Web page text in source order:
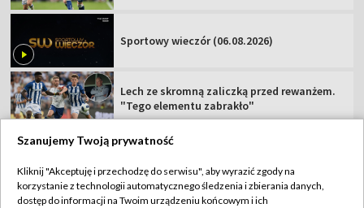
Sportowy wieczór (06.08.2026)
Lech ze skromną zaliczką przed rewanżem.
"Tego elementu zabrakło"
TVP
Szanujemy Twoją prywatność
Kliknij "Akceptuję i przechodzę do serwisu", aby wyrazić zgody na
korzystanie z technologii automatycznego śledzenia i zbierania danych,
dostęp do informacji na Twoim urządzeniu końcowym i ich